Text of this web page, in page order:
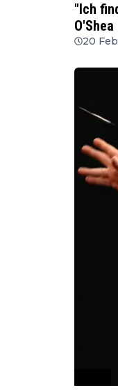
"Ich
20